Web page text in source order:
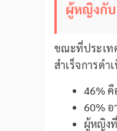
ผู้หญิงกับ
ขณะที่ประเท
สำเร็จการดำ
46%
60% อ
ผู้หญิงที่